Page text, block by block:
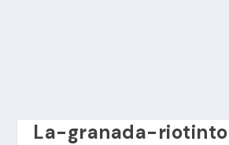
La-granada-riotinto